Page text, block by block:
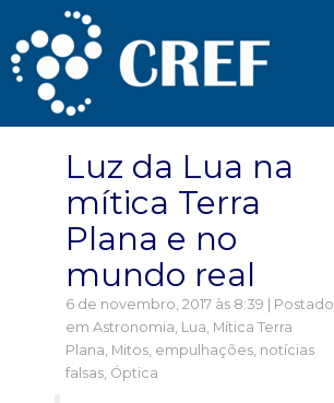
Luz da Lua na
mítica Terra
Plana e no
mundo real
6 de novembro, 2017 às 8:39 | Postado
em Astronomia, Lua, Mítica Terra
Plana, Mitos, empulhações, notícias
falsas, Óptica